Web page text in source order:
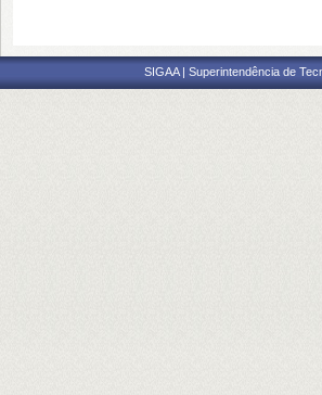
SIGAA | Superintendência de